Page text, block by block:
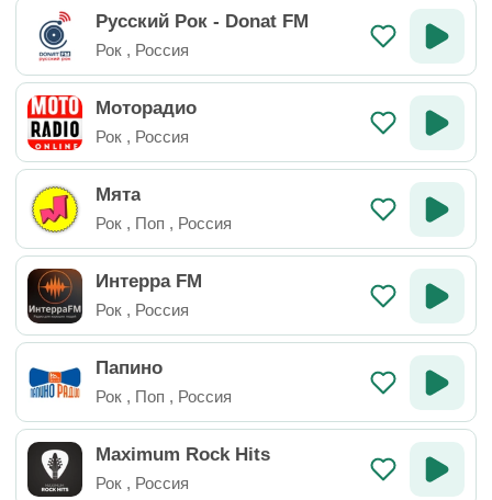
Русский Рок - Donat FM
Рок , Россия
Моторадио
Рок , Россия
Мята
Рок , Поп , Россия
Интерра FM
Рок , Россия
Папино
Рок , Поп , Россия
Maximum Rock Hits
Рок , Россия